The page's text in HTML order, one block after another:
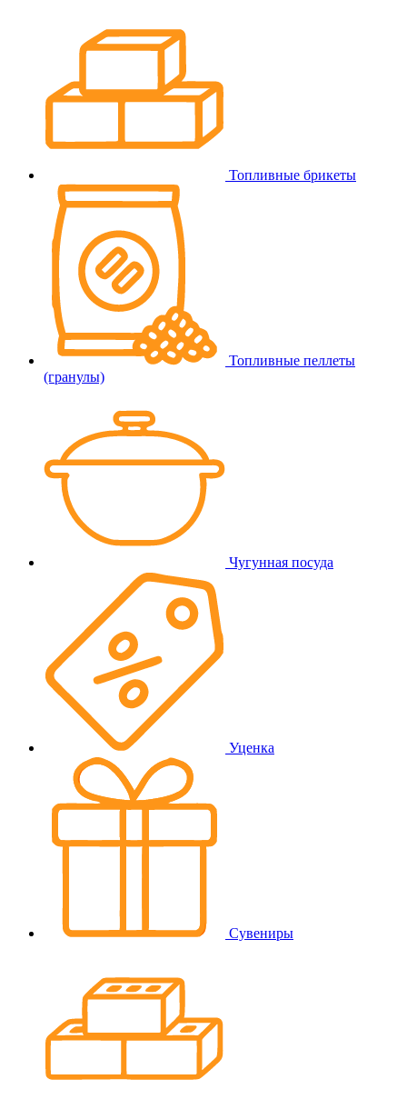
Топливные брикеты
Топливные пеллеты
(гранулы)
Чугунная посуда
Уценка
Сувениры